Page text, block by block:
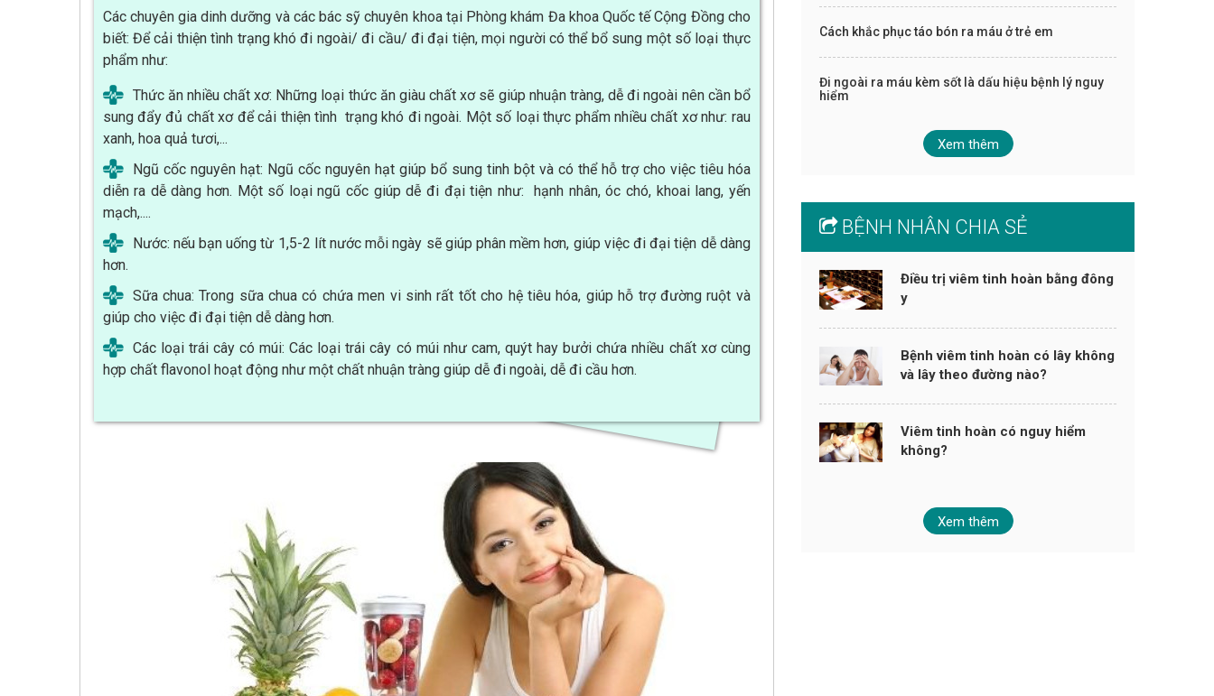
Các chuyên gia dinh dưỡng và các bác sỹ chuyên khoa tại Phòng khám Đa khoa Quốc tế Cộng Đồng cho
biết: Để cải thiện tình trạng khó đi ngoài/ đi cầu/ đi đại tiện, mọi người có thể bổ sung một số loại thực
phẩm như:
Thức ăn nhiều chất xơ: Những loại thức ăn giàu chất xơ sẽ giúp nhuận tràng, dễ đi ngoài nên cần bổ
sung đẩy đủ chất xơ để cải thiện tình trạng khó đi ngoài. Một số loại thực phẩm nhiều chất xơ như: rau
xanh, hoa quả tươi,...
Ngũ cốc nguyên hạt: Ngũ cốc nguyên hạt giúp bổ sung tinh bột và có thể hỗ trợ cho việc tiêu hóa
diễn ra dễ dàng hơn. Một số loại ngũ cốc giúp dễ đi đại tiện như: hạnh nhân, óc chó, khoai lang, yến
mạch,....
Nước: nếu bạn uống từ 1,5-2 lít nước mỗi ngày sẽ giúp phân mềm hơn, giúp việc đi đại tiện dễ dàng
hơn.
Sữa chua: Trong sữa chua có chứa men vi sinh rất tốt cho hệ tiêu hóa, giúp hỗ trợ đường ruột và
giúp cho việc đi đại tiện dễ dàng hơn.
Các loại trái cây có múi: Các loại trái cây có múi như cam, quýt hay bưởi chứa nhiều chất xơ cùng
hợp chất flavonol hoạt động như một chất nhuận tràng giúp dễ đi ngoài, dễ đi cầu hơn.
Cách khắc phục táo bón ra máu ở trẻ em
Đi ngoài ra máu kèm sốt là dấu hiệu bệnh lý nguy
hiểm
Xem thêm
BỆNH NHÂN CHIA SẺ
Điều trị viêm tinh hoàn bằng đông
y
Bệnh viêm tinh hoàn có lây không
và lây theo đường nào?
Viêm tinh hoàn có nguy hiểm
không?
Xem thêm